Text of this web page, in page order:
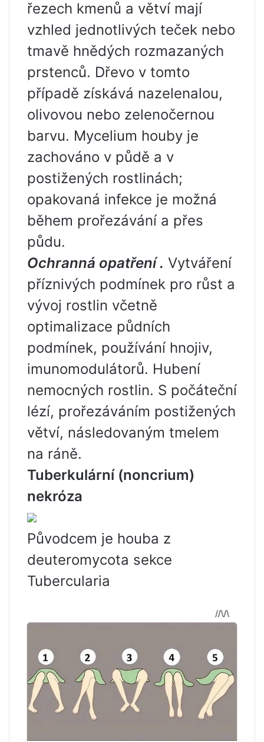
řezech kmenů a větví mají
vzhled jednotlivých teček nebo
tmavě hnědých rozmazaných
prstenců. Dřevo v tomto
případě získává nazelenalou,
olivovou nebo zelenočernou
barvu. Mycelium houby je
zachováno v půdě a v
postižených rostlinách;
opakovaná infekce je možná
během prořezávání a přes
půdu.
Ochranná opatření . Vytváření
příznivých podmínek pro růst a
vývoj rostlin včetně
optimalizace půdních
podmínek, používání hnojiv,
imunomodulátorů. Hubení
nemocných rostlin. S počáteční
lézí, prořezáváním postižených
větví, následovaným tmelem
na ráně.
Tuberkulární (noncrium)
nekróza
Původcem je houba z
deuteromycota sekce
Tubercularia